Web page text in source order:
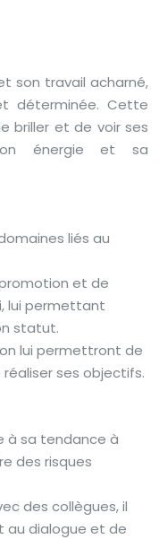
son travail acharné,
déterminée. Cette
briller et de voir ses
énergie et sa
liés au
et de
lui permettant
statut.
lui permettront de
ses objectifs.
à sa tendance à
des risques
des collègues, il
au dialogue et de